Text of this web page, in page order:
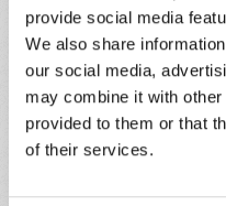
provide social media
We also share
our social media,
may combine it with
provided to them or that
of their services.
vuole rinunciare alla
effettuato il
comunicazione
antecedenti la
rinuncia. L’importo
credito formativo,